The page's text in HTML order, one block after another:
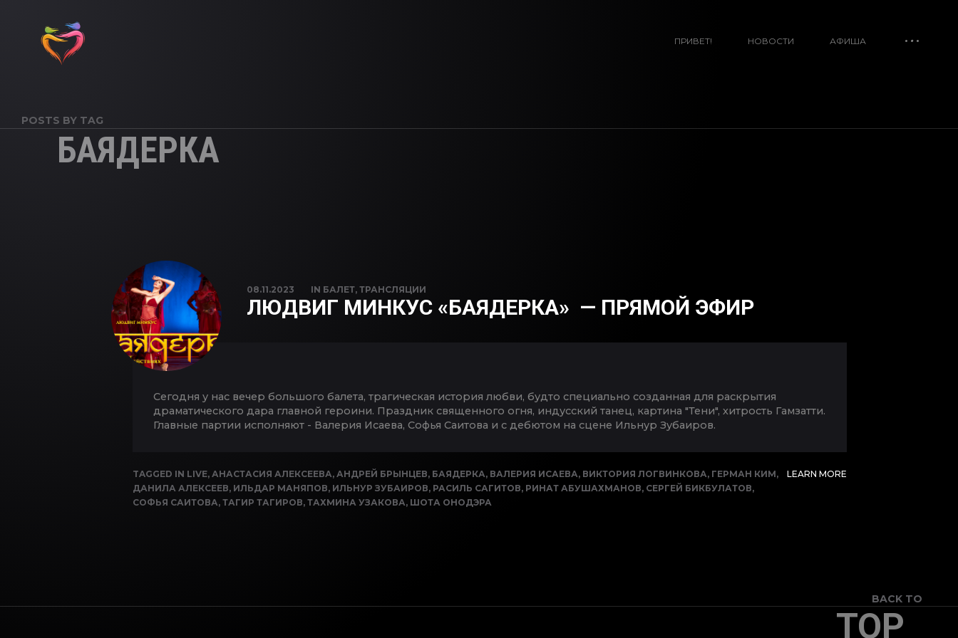
ПРИВЕТ! НОВОСТИ АФИША
POSTS BY TAG
БАЯДЕРКА
08.11.2023 IN БАЛЕТ, ТРАНСЛЯЦИИ
ЛЮДВИГ МИНКУС «БАЯДЕРКА» — ПРЯМОЙ ЭФИР
Сегодня у нас вечер большого балета, трагическая история любви, будто специально созданная для раскрытия
драматического дара главной героини. Праздник священного огня, индусский танец, картина "Тени", хитрость Гамзатти.
Главные партии исполняют - Валерия Исаева, Софья Саитова и с дебютом на сцене Ильнур Зубаиров.
TAGGED IN LIVE, АНАСТАСИЯ АЛЕКСЕЕВА, АНДРЕЙ БРЫНЦЕВ, БАЯДЕРКА, ВАЛЕРИЯ ИСАЕВА, ВИКТОРИЯ ЛОГВИНКОВА, ГЕРМАН КИМ,
ДАНИЛА АЛЕКСЕЕВ, ИЛЬДАР МАНЯПОВ, ИЛЬНУР ЗУБАИРОВ, РАСИЛЬ САГИТОВ, РИНАТ АБУШАХМАНОВ, СЕРГЕЙ БИКБУЛАТОВ,
СОФЬЯ САИТОВА, ТАГИР ТАГИРОВ, ТАХМИНА УЗАКОВА, ШОТА ОНОДЭРА
LEARN MORE
BACK TO
TOP